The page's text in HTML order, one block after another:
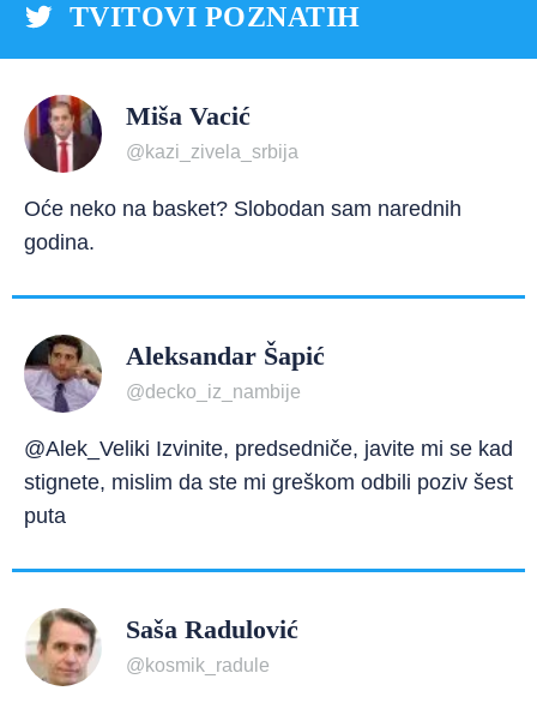
TVITOVI POZNATIH
Miša Vacić
@kazi_zivela_srbija
Oće neko na basket? Slobodan sam narednih
godina.
Aleksandar Šapić
@decko_iz_nambije
@Alek_Veliki Izvinite, predsedniče, javite mi se kad
stignete, mislim da ste mi greškom odbili poziv šest
puta
Saša Radulović
@kosmik_radule